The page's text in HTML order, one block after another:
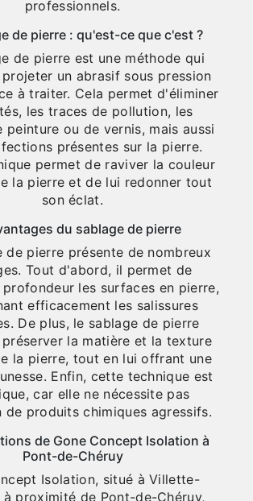
professionnels.
de pierre : qu'est-ce que c'est ?
de pierre est une méthode qui
un abrasif sous pression
à traiter. Cela permet d'éliminer
les traces de pollution, les
peinture ou de vernis, mais aussi
présentes sur la pierre.
permet de raviver la couleur
la pierre et de lui redonner tout
son éclat.
du sablage de pierre
de pierre présente de nombreux
Tout d'abord, il permet de
les surfaces en pierre,
efficacement les salissures
De plus, le sablage de pierre
la matière et la texture
la pierre, tout en lui offrant une
Enfin, cette technique est
car elle ne nécessite pas
de produits chimiques agressifs.
de Gone Concept Isolation à
Pont-de-Chéruy
Isolation, situé à Villette-
à proximité de Pont-de-Chéruy,